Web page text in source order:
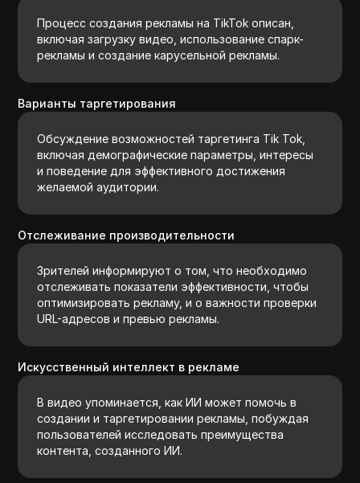
Процесс создания рекламы на TikTok описан,
включая загрузку видео, использование спарк-
рекламы и создание карусельной рекламы.
Варианты таргетирования
Обсуждение возможностей таргетинга Tik Tok,
включая демографические параметры, интересы
и поведение для эффективного достижения
желаемой аудитории.
Отслеживание производительности
Зрителей информируют о том, что необходимо
отслеживать показатели эффективности, чтобы
оптимизировать рекламу, и о важности проверки
URL-адресов и превью рекламы.
Искусственный интеллект в рекламе
В видео упоминается, как ИИ может помочь в
создании и таргетировании рекламы, побуждая
пользователей исследовать преимущества
контента, созданного ИИ.